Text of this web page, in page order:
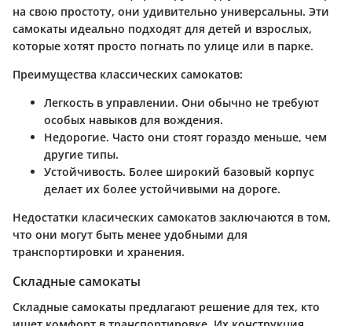
на свою простоту, они удивительно универсальны. Эти
самокаты идеально подходят для детей и взрослых,
которые хотят просто погнать по улице или в парке.
Преимущества классических самокатов:
Легкость в управлении. Они обычно не требуют
особых навыков для вождения.
Недорогие. Часто они стоят гораздо меньше, чем
другие типы.
Устойчивость. Более широкий базовый корпус
делает их более устойчивыми на дороге.
Недостатки класических самокатов заключаются в том,
что они могут быть менее удобными для
транспортировки и хранения.
Складные самокаты
Складные самокаты предлагают решение для тех, кто